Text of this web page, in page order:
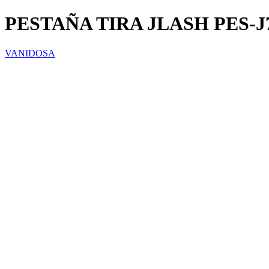
PESTAÑA TIRA JLASH PES-
VANIDOSA